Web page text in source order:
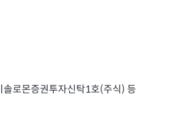
로몬증권투자신탁1호(주식) 등